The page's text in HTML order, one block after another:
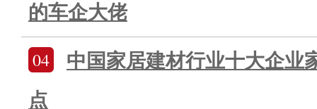
的车企大佬
04
中国家居建材行业十大企业
点